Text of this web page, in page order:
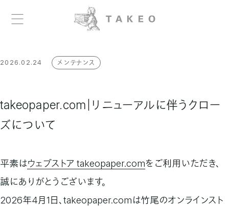
2026.02.24 メンテナンス
takeopaper.com｜リニューアルに伴うクロー
ズについて
平素はウェブストア takeopaper.comをご利用いただき、
誠にありがとうございます。
2026年4月1日、takeopaper.comは竹尾のオンラインスト